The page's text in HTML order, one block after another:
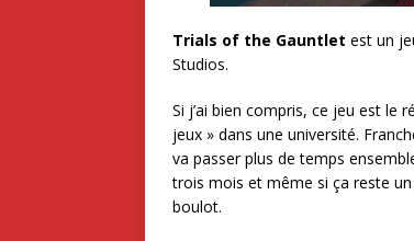
Trials of the Gauntlet est un
Studios.
Si j’ai bien compris, ce jeu est le
jeux » dans une université.
va passer plus de temps
trois mois et même si ça reste
boulot.